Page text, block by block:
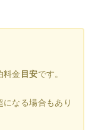
料金 目安です。
になる場合もあり